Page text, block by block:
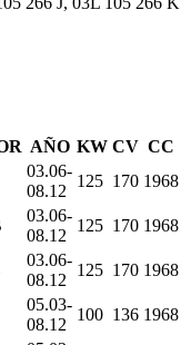
AÑO KW CV CC
03.06-
08.12
125 170 1968
03.06-
08.12
125 170 1968
03.06-
08.12
125 170 1968
05.03-
08.12
100 136 1968